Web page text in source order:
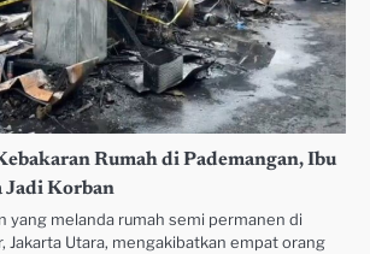
Rumah di Pademangan, Ibu
Jadi Korban
yang melanda rumah semi permanen di
Jakarta Utara, mengakibatkan empat orang